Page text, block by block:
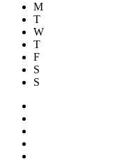
M
T
W
T
F
S
S